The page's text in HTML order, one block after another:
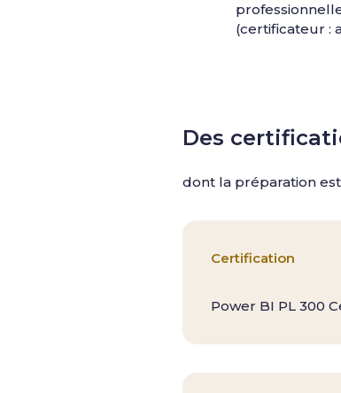
(certificateur :
Des
dont la préparation
Certification
Power BI PL 300